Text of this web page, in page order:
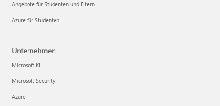
Angebote für Studenten und Eltern
Azure für Studenten
Unternehmen
Microsoft KI
Microsoft Security
Azure